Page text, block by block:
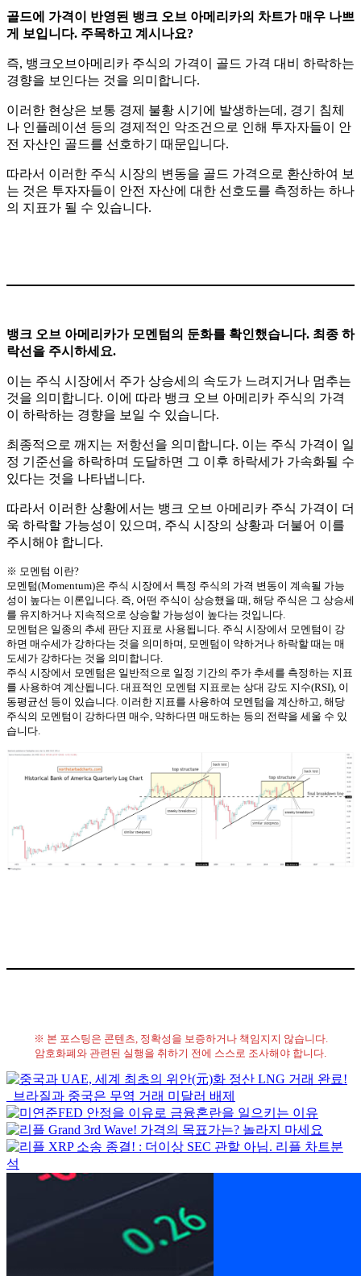
골드에 가격이 반영된 뱅크 오브 아메리카의 차트가 매우 나쁘
게 보입니다. 주목하고 계시나요?
즉, 뱅크오브아메리카 주식의 가격이 골드 가격 대비 하락하는
경향을 보인다는 것을 의미합니다.
이러한 현상은 보통 경제 불황 시기에 발생하는데, 경기 침체
나 인플레이션 등의 경제적인 악조건으로 인해 투자자들이 안
전 자산인 골드를 선호하기 때문입니다.
따라서 이러한 주식 시장의 변동을 골드 가격으로 환산하여 보
는 것은 투자자들이 안전 자산에 대한 선호도를 측정하는 하나
의 지표가 될 수 있습니다.
뱅크 오브 아메리카가 모멘텀의 둔화를 확인했습니다. 최종 하
락선을 주시하세요.
이는 주식 시장에서 주가 상승세의 속도가 느려지거나 멈추는
것을 의미합니다. 이에 따라 뱅크 오브 아메리카 주식의 가격
이 하락하는 경향을 보일 수 있습니다.
최종적으로 깨지는 저항선을 의미합니다. 이는 주식 가격이 일
정 기준선을 하락하며 도달하면 그 이후 하락세가 가속화될 수
있다는 것을 나타냅니다.
따라서 이러한 상황에서는 뱅크 오브 아메리카 주식 가격이 더
욱 하락할 가능성이 있으며, 주식 시장의 상황과 더불어 이를
주시해야 합니다.
※ 모멘텀 이란?
모멘텀(Momentum)은 주식 시장에서 특정 주식의 가격 변동이 계속될 가능
성이 높다는 이론입니다. 즉, 어떤 주식이 상승했을 때, 해당 주식은 그 상승세
를 유지하거나 지속적으로 상승할 가능성이 높다는 것입니다.
모멘텀은 일종의 추세 판단 지표로 사용됩니다. 주식 시장에서 모멘텀이 강
하면 매수세가 강하다는 것을 의미하며, 모멘텀이 약하거나 하락할 때는 매
도세가 강하다는 것을 의미합니다.
주식 시장에서 모멘텀은 일반적으로 일정 기간의 주가 추세를 측정하는 지표
를 사용하여 계산됩니다. 대표적인 모멘텀 지표로는 상대 강도 지수(RSI), 이
동평균선 등이 있습니다. 이러한 지표를 사용하여 모멘텀을 계산하고, 해당
주식의 모멘텀이 강하다면 매수, 약하다면 매도하는 등의 전략을 세울 수 있
습니다.
※ 본 포스팅은 콘텐츠, 정확성을 보증하거나 책임지지 않습니다.
암호화폐와 관련된 실행을 취하기 전에 스스로 조사해야 합니다.